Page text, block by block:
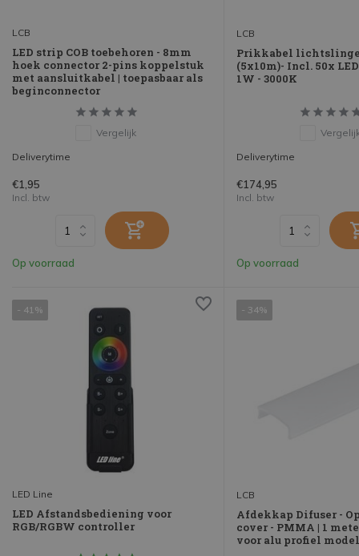
LCB
LED strip COB toebehoren - 8mm
hoek connector 2-pins koppelstuk
met aansluitkabel | toepasbaar als
beginconnector
Vergelijk
Deliverytime
€1,95
Incl. btw
Op voorraad
LCB
Prikkabel
(5x10m)- Incl. 50x
1W - 3000K
Deliverytime
€174,95
Incl. btw
Op voorraad
- 41%
LED Line
LED Afstandsbediening voor
RGB/RGBW controller
- 34%
LCB
Afdekkap Difuser -
cover - PMMA | 1
voor alu profiel